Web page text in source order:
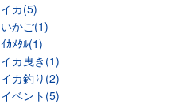
イカ(5)
いかご(1)
ｲｶﾒﾀﾙ(1)
イカ曳き(1)
イカ釣り(2)
イベント(5)